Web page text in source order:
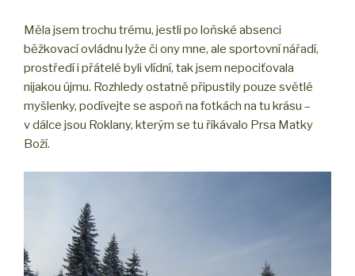
Měla jsem trochu trému, jestli po loňské absenci
běžkovací ovládnu lyže či ony mne, ale sportovní nářadí,
prostředí i přátelé byli vlídní, tak jsem nepociťovala
nijakou újmu. Rozhledy ostatně připustily pouze světlé
myšlenky, podívejte se aspoň na fotkách na tu krásu –
v dálce jsou Roklany, kterým se tu říkávalo Prsa Matky
Boží.